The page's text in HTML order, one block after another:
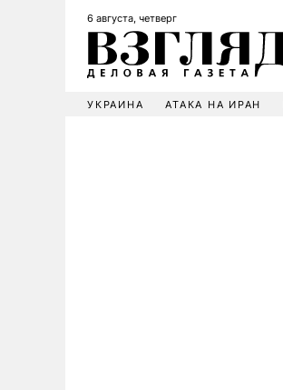
6 августа, четверг
УКРАИНА АТАКА НА ИРАН